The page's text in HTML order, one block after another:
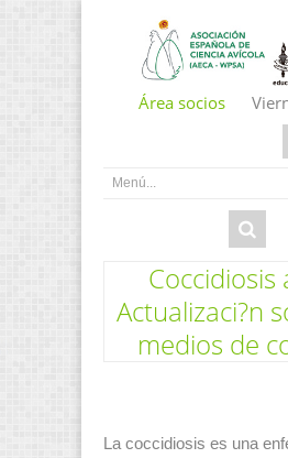
Área socios
Coccidiosis
Actualizaci?n
medios de
La coccidiosis es una